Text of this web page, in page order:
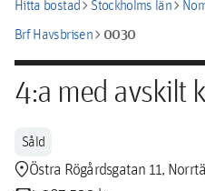
Hitta bostadchevron_rightStockholms länchevron_right
Brf Havsbrisenchevron_right0030
4:a med avskilt
Såld
location_pinÖstra Rögårdsgatan 11,